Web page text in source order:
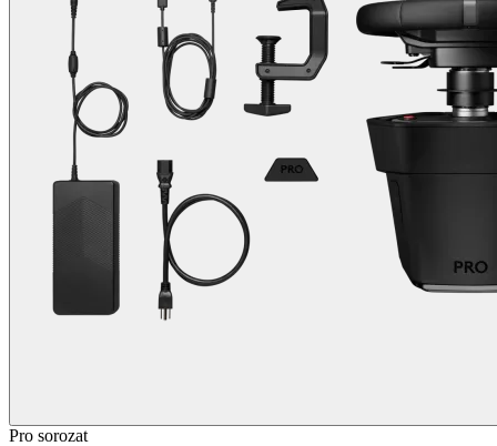
Pro sorozat